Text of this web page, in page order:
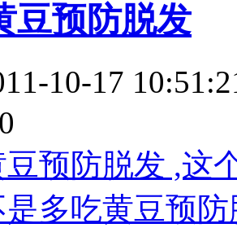
豆预防脱发
10-17
豆预防脱发 ,这
多吃黄豆预